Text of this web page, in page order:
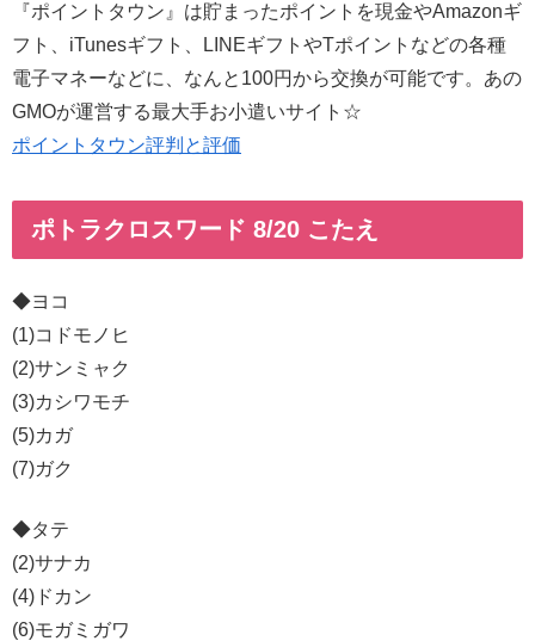
『ポイントタウン』は貯まったポイントを現金やAmazonギ
フト、iTunesギフト、LINEギフトやTポイントなどの各種
電子マネーなどに、なんと100円から交換が可能です。あの
GMOが運営する最大手お小遣いサイト☆
ポイントタウン評判と評価
ポトラクロスワード 8/20 こたえ
◆ヨコ
(1)コドモノヒ
(2)サンミャク
(3)カシワモチ
(5)カガ
(7)ガク
◆タテ
(2)サナカ
(4)ドカン
(6)モガミガワ